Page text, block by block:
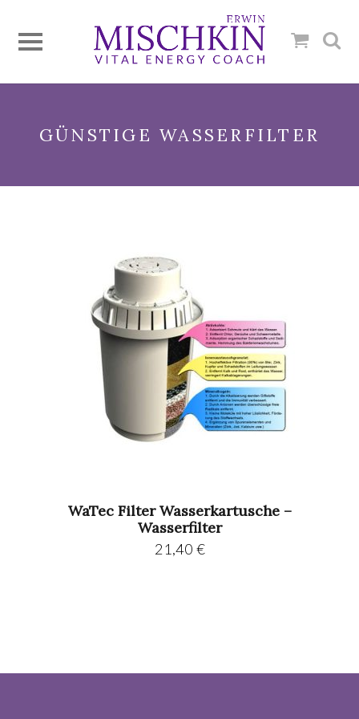
GÜNSTIGE WASSERFILTER
WaTec Filter Wasserkartusche –
Wasserfilter
21,40 €